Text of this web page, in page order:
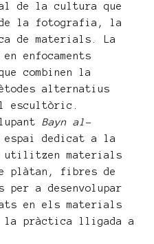
de la cultura que
la fotografia, la
de materials. La
enfocaments
combinen la
alternatius
escultòric.
Bayn al-
dedicat a la
utilitzen materials
plàtan, fibres de
per a desenvolupar
en els materials
la pràctica lligada a